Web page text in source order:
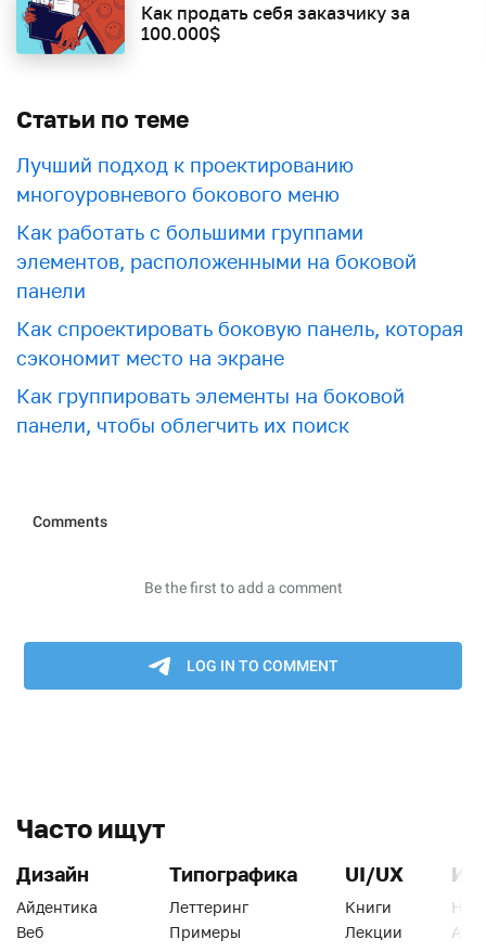
Как продать себя заказчику за
100.000$
Статьи по теме
Лучший подход к проектированию
многоуровневого бокового меню
Как работать с большими группами
элементов, расположенными на боковой
панели
Как спроектировать боковую панель, которая
сэкономит место на экране
Как группировать элементы на боковой
панели, чтобы облегчить их поиск
Часто ищут
Дизайн
Айдентика
Веб
Типографика
Леттеринг
Примеры
UI/UX
Книги
Лекции